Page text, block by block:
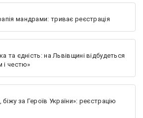
мандрами: триває реєстрація
та єдність: на Львівщині відбудеться
і честю»
біжу за Героїв України»: реєстрацію